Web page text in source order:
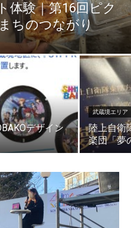
体験｜第16回ピク
ちのつながり
デザイン
武蔵境エリア
陸上自衛
楽団「夢